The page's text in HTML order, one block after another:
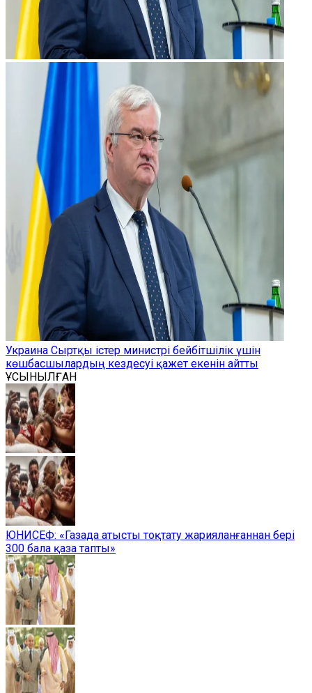
Украина Сыртқы істер министрі бейбітшілік үшін
көшбасшылардың кездесуі қажет екенін айтты
ҰСЫНЫЛҒАН
ЮНИСЕФ: «Газада атысты тоқтату жарияланғаннан бері
300 бала қаза тапты»